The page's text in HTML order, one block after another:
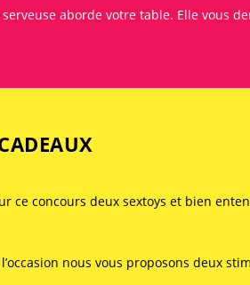
aborde votre table. Elle vous
ce concours deux sextoys et bien
nous vous proposons deux